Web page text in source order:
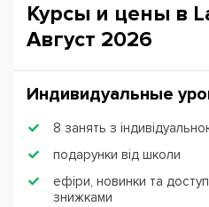
Курсы и цены в
Август 2026
Индивидуальные
8 занять з
подарунки від школи
ефіри, новинки та
знижками